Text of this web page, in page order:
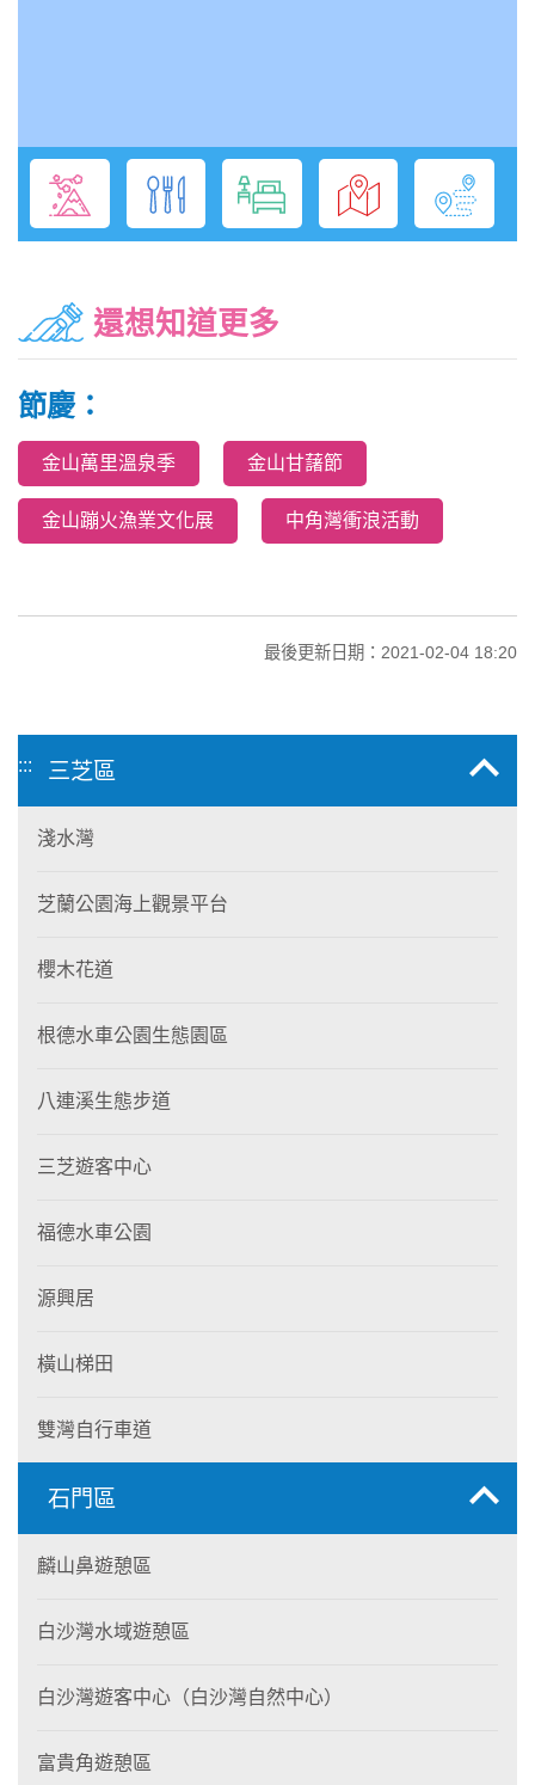
還想知道更多
節慶：
金山萬里溫泉季 金山甘藷節
金山蹦火漁業文化展 中角灣衝浪活動
最後更新日期：2021-02-04 18:20
::: 三芝區
淺水灣
芝蘭公園海上觀景平台
櫻木花道
根德水車公園生態園區
八連溪生態步道
三芝遊客中心
福德水車公園
源興居
橫山梯田
雙灣自行車道
石門區
麟山鼻遊憩區
白沙灣水域遊憩區
白沙灣遊客中心（白沙灣自然中心）
富貴角遊憩區